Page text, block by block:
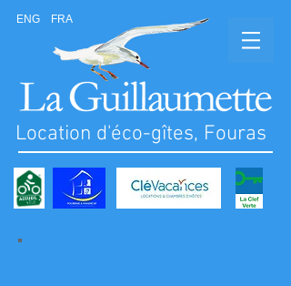
ENG FRA
Location d'éco-gîtes, Fouras